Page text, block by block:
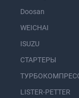
Doosan
WEICHAI
ISUZU
СТАРТЕРЫ
LISTER-PETTER